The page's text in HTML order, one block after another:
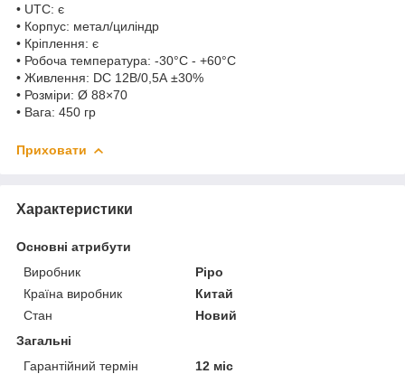
• UTC: є
• Корпус: метал/циліндр
• Кріплення: є
• Робоча температура: -30°C - +60°C
• Живлення: DC 12В/0,5А ±30%
• Розміри: Ø 88×70
• Вага: 450 гр
Приховати
Характеристики
Основні атрибути
Виробник
Pipo
Країна виробник
Китай
Стан
Новий
Загальні
Гарантійний термін
12 міс